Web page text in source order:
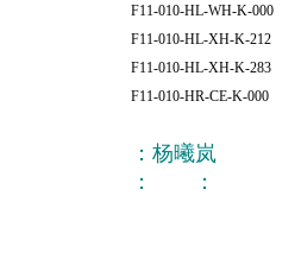
F11-010-HL-WH-K-000
F11-010-HL-XH-K-212
F11-010-HL-XH-K-283
F11-010-HR-CE-K-000
：杨曦岚
： ：